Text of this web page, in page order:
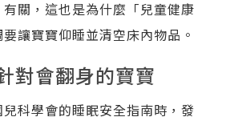
有關，這也是為什麼「兒童健康
讓寶寶仰睡並清空床內物品。
對會翻身的寶寶
科學會的睡眠安全指南時，發